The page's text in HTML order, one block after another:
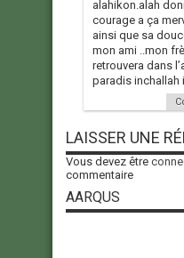
alahikon.alah
courage a ça
ainsi que sa
mon ami ..mon
retrouvera dans
paradis inchallah
LAISSER UNE
Vous devez être
commentaire
AARQUS